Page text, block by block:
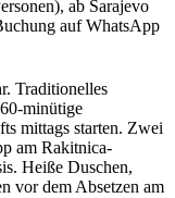
ab Sarajevo
auf WhatsApp
Traditionelles
minütige
mittags starten. Zwei
am Rakitnica-
Heiße Duschen,
vor dem Absetzen am